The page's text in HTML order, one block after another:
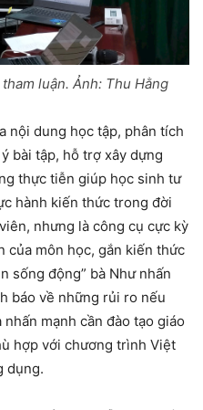
luận. Ảnh: Thu Hằng
nội dung học tập, phân tích
bài tập, hỗ trợ xây dựng
thực tiễn giúp học sinh tư
hành kiến thức trong đời
nhưng là công cụ cực kỳ
của môn học, gắn kiến thức
sống động” bà Như nhấn
báo về những rủi ro nếu
mạnh cần đào tạo giáo
hợp với chương trình Việt
dụng.